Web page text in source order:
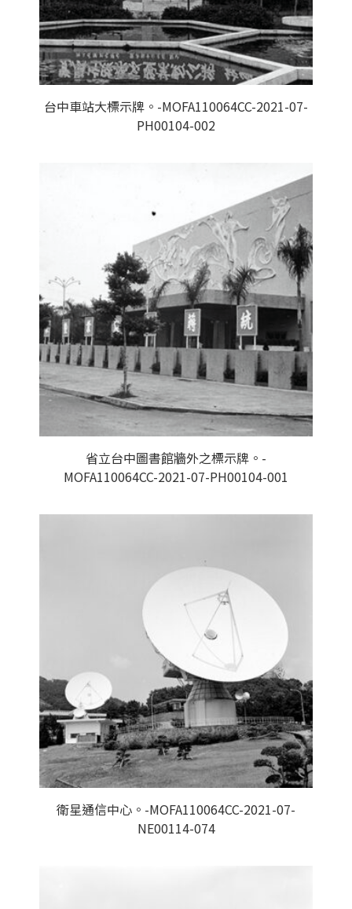
台中車站大標示牌。-MOFA110064CC-2021-07-
PH00104-002
省立台中圖書館牆外之標示牌。-
MOFA110064CC-2021-07-PH00104-001
衛星通信中心。-MOFA110064CC-2021-07-
NE00114-074